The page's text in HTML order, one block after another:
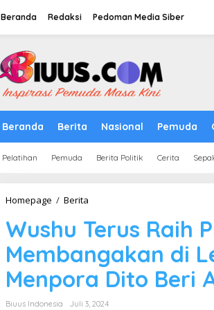
Beranda Redaksi Pedoman Media Siber
Beranda Berita Nasional Pemuda
Pelatihan Pemuda Berita Politik Cerita
Homepage / Berita
Raih
Prestasi
dan
Membangakan
di
Level
Internasional,
Wushu Terus Raih
Membangakan di
Menpora Dito Beri
Biuus Indonesia
Juli 3, 2024